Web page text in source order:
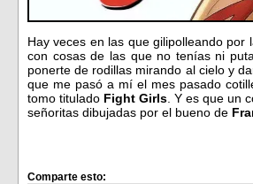
Hay veces en las que gilipolleando
con cosas de las que no tenías ni
ponerte de rodillas mirando al cielo y
que me pasó a mí el mes pasado
tomo titulado Fight Girls . Y es que un
señoritas dibujadas por el bueno de
Comparte esto: